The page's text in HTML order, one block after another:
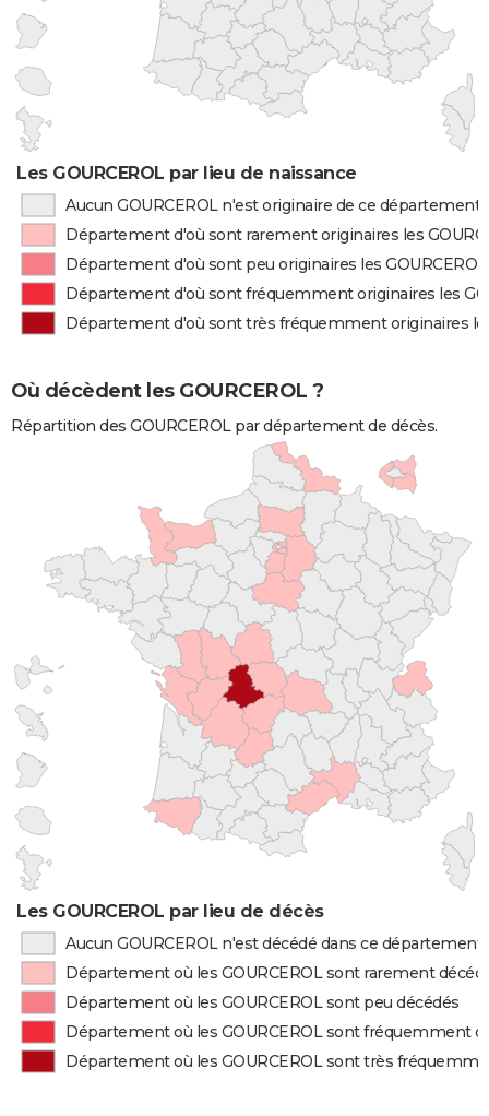
Les GOURCEROL par lieu de naissance
Aucun GOURCEROL n'est originaire de ce département
Département d'où sont rarement originaires les
Département d'où sont peu originaires les GOURCEROL
Département d'où sont fréquemment originaires les
Département d'où sont très fréquemment originaires
Où décèdent les GOURCEROL ?
Répartition des GOURCEROL par département de décès.
Les GOURCEROL par lieu de décès
Aucun GOURCEROL n'est décédé dans ce département
Département où les GOURCEROL sont rarement
Département où les GOURCEROL sont peu décédés
Département où les GOURCEROL sont fréquemment
Département où les GOURCEROL sont très